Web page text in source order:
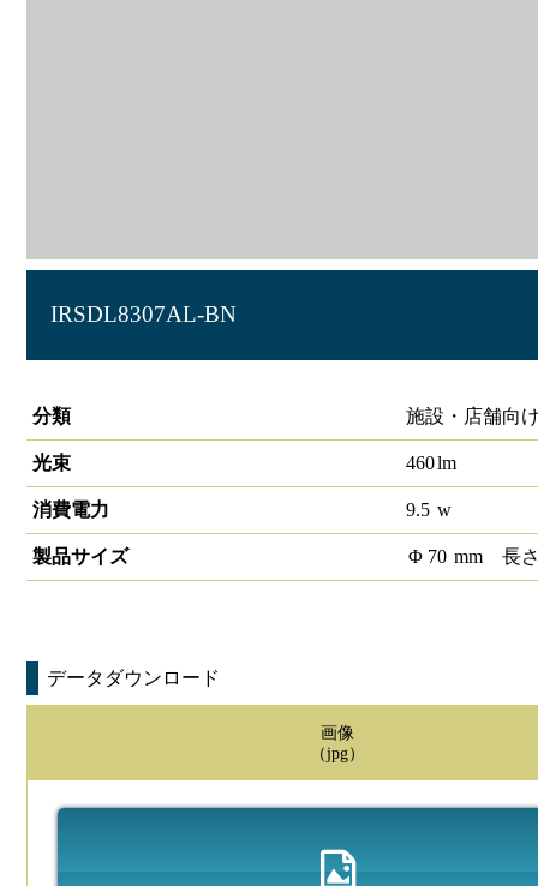
IRSDL8307AL-BN
分類
施設・店舗向
光束 460lm
消費電力 9.5 w
製品サイズ Φ 70 mm 長
データダウンロード
画像
（jpg）